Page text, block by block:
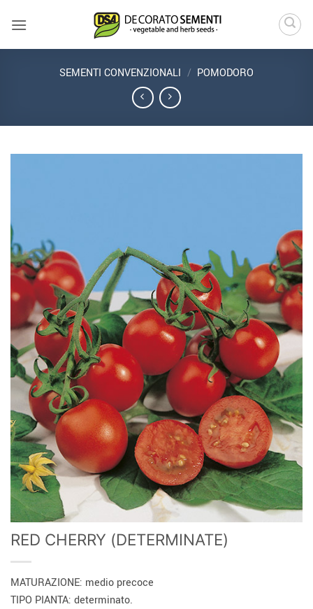
SEMENTI CONVENZIONALI / POMODORO
RED CHERRY (DETERMINATE)
MATURAZIONE: medio precoce
TIPO PIANTA: determinato.